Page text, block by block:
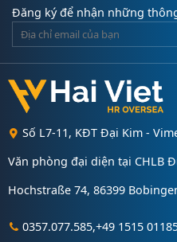
Đăng ký để nhận những
Số L7-11, KĐT Đại Kim -
Văn phòng đại diện tại CHLB
Hochstraße 74, 86399
0357.077.585,+49 1515